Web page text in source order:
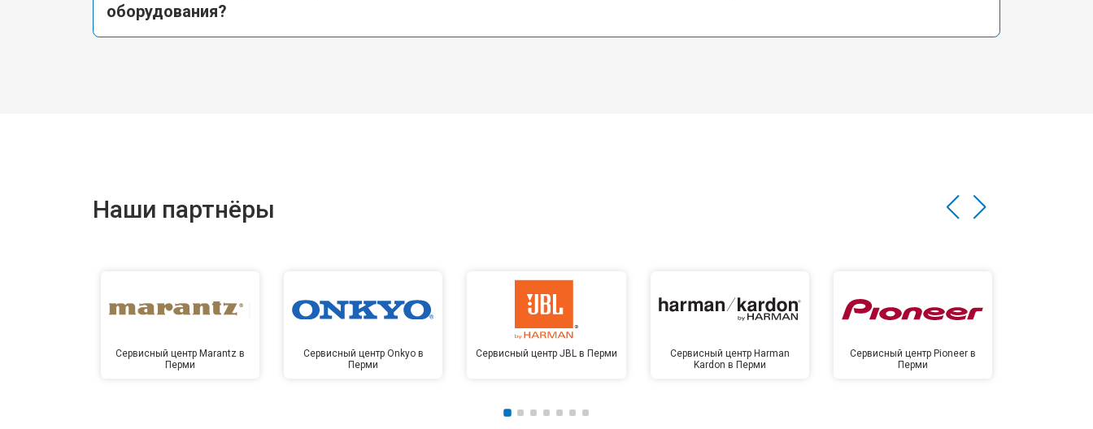
оборудования?
Наши партнёры
Сервисный центр Marantz в
Перми
Сервисный центр Onkyo в
Перми
Сервисный центр JBL в Перми
Сервисный центр Harman
Kardon в Перми
Сервисный центр Pioneer в
Перми